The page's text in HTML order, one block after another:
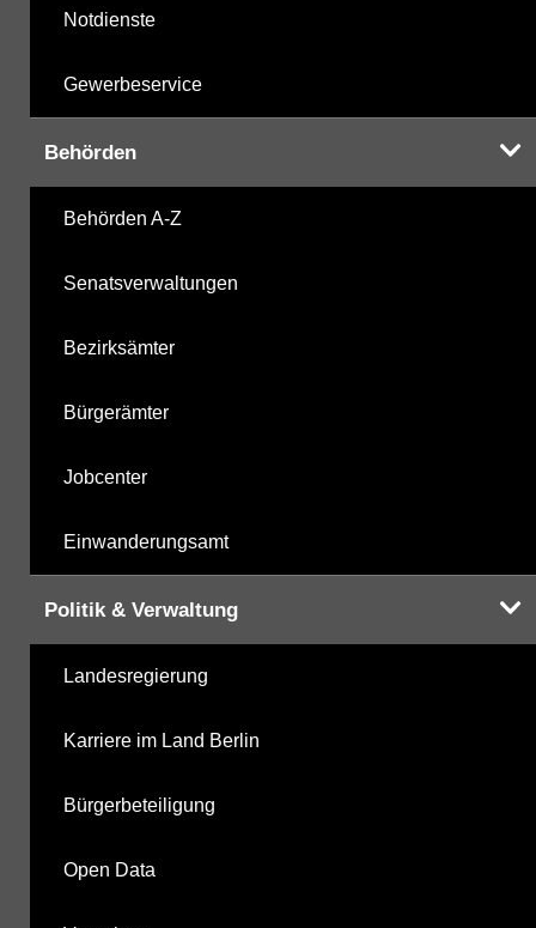
Notdienste
Gewerbeservice
Behörden
Behörden A-Z
Senatsverwaltungen
Bezirksämter
Bürgerämter
Jobcenter
Einwanderungsamt
Politik & Verwaltung
Landesregierung
Karriere im Land Berlin
Bürgerbeteiligung
Open Data